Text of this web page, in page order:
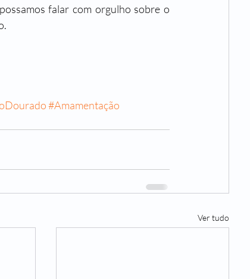
falar com orgulho sobre o
#Amamentação
Ver tudo